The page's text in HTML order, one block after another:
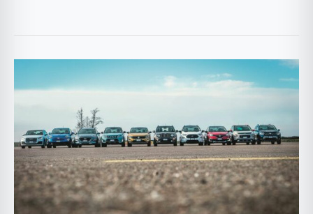
stabilitate
uri
mici:
probleme
pentru
Dacia